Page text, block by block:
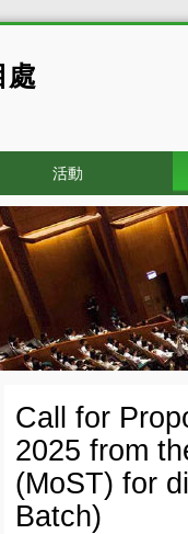
處
活動
Call for
2025 from
(MoST) for
Batch)